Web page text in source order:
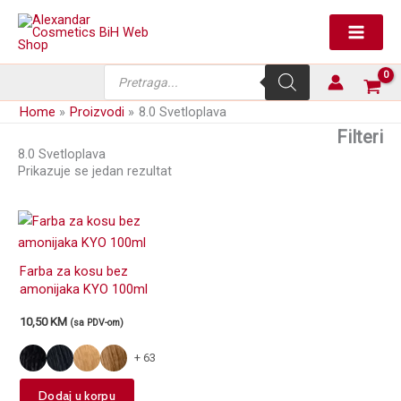
Skip
content
search
Home Proizvodi 8.0 Svetloplava
8.0 Svetloplava
Filteri
Prikazuje se jedan rezultat
Farba za kosu bez
amonijaka KYO 100ml
10,50KM (sa PDV-om)
+ 63
Dodaj u korpu